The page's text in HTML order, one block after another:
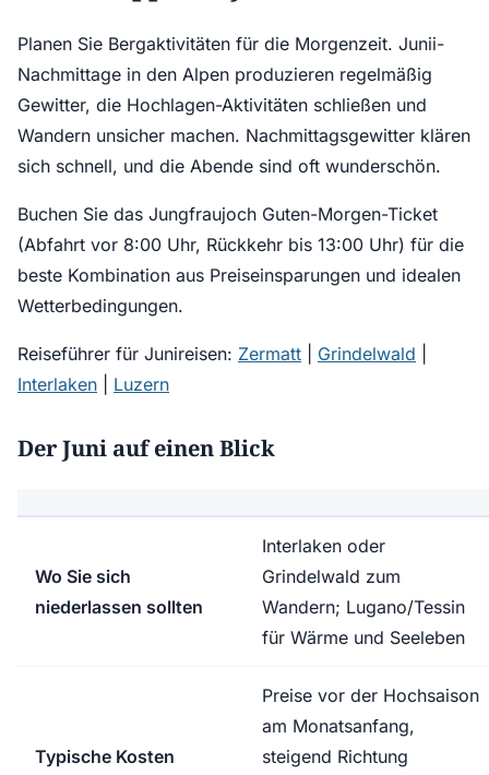
Planen Sie Bergaktivitäten für die Morgenzeit. Junii-
Nachmittage in den Alpen produzieren regelmäßig
Gewitter, die Hochlagen-Aktivitäten schließen und
Wandern unsicher machen. Nachmittagsgewitter klären
sich schnell, und die Abende sind oft wunderschön.
Buchen Sie das Jungfraujoch Guten-Morgen-Ticket
(Abfahrt vor 8:00 Uhr, Rückkehr bis 13:00 Uhr) für die
beste Kombination aus Preiseinsparungen und idealen
Wetterbedingungen.
Reiseführer für Junireisen: Zermatt Grindelwald
Interlaken
Luzern
Der Juni auf einen Blick
Wo Sie sich
niederlassen sollten
Interlaken oder
Grindelwald zum
Wandern; Lugano/Tessin
für Wärme und Seeleben
Typische Kosten
Preise vor der Hochsaison
am Monatsanfang,
steigend Richtung